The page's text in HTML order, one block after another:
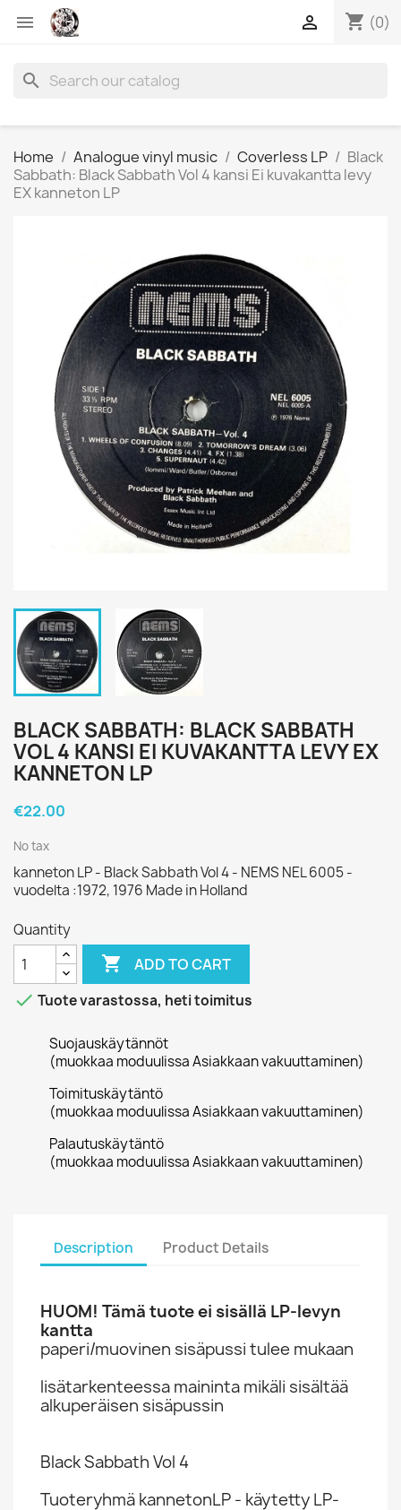
 shopping_cart (0)

search
Home Analogue vinyl music Coverless LP
Black
Sabbath: Black Sabbath Vol 4 kansi Ei kuvakantta levy
EX kanneton LP
BLACK SABBATH: BLACK SABBATH
VOL 4 KANSI EI KUVAKANTTA LEVY EX
KANNETON LP
€22.00
No tax
kanneton LP - Black Sabbath Vol 4 - NEMS NEL 6005 -
vuodelta :1972, 1976 Made in Holland
Quantity
 ADD TO CART
 Tuote varastossa, heti toimitus
Suojauskäytännöt
(muokkaa moduulissa Asiakkaan vakuuttaminen)
Toimituskäytäntö
(muokkaa moduulissa Asiakkaan vakuuttaminen)
Palautuskäytäntö
(muokkaa moduulissa Asiakkaan vakuuttaminen)
Description Product Details
HUOM! Tämä tuote ei sisällä LP-levyn
kantta
paperi/muovinen sisäpussi tulee mukaan
lisätarkenteessa maininta mikäli sisältää
alkuperäisen sisäpussin
Black Sabbath Vol 4
Tuoteryhmä kannetonLP - käytetty LP-